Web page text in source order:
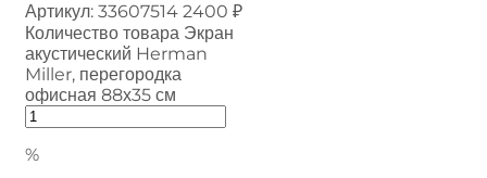
Артикул: 33607514 2400 ₽
Количество товара Экран
акустический Herman
Miller, перегородка
офисная 88х35 см
%